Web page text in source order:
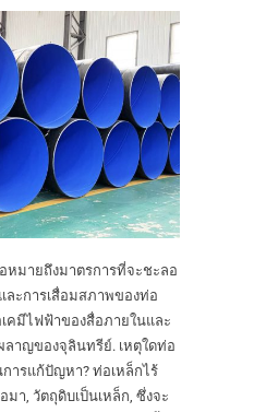
หมายถึงมาตรการที่จะชะลอ
ละการเสื่อมสภาพของท่อ
คมีไฟฟ้าของสื่อภายในและ
าญของจุลินทรีย์. เหตุใดท่อ
ารแก้ปัญหา? ท่อเหล็กไร้
มา, วัตถุดิบเป็นเหล็ก, ซึ่งจะ